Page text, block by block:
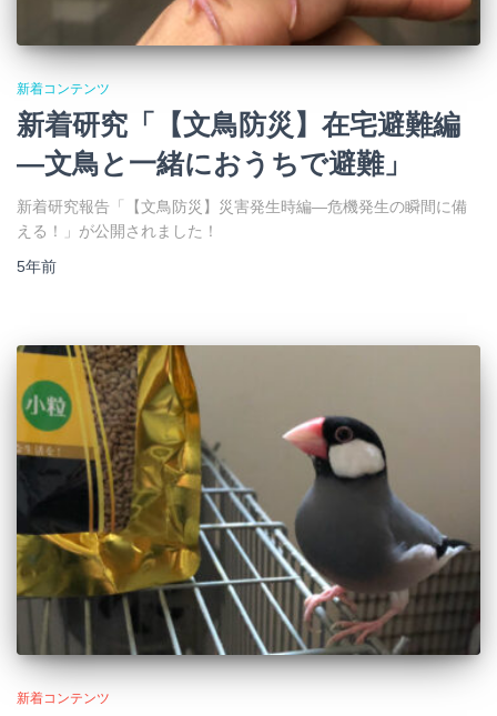
新着コンテンツ
新着研究「【文鳥防災】在宅避難編
―文鳥と一緒におうちで避難」
新着研究報告「【文鳥防災】災害発生時編―危機発生の瞬間に備
える！」が公開されました！
5年前
新着コンテンツ